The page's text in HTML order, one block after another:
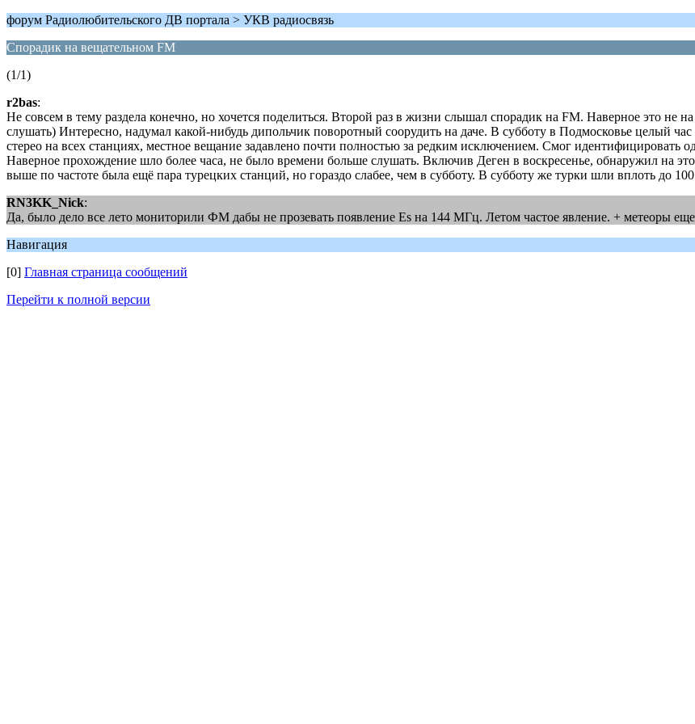
форум Радиолюбительского ДВ портала > УКВ радиосвязь
Спорадик на вещательном FM
(1/1)
r2bas:
Не совсем в тему раздела конечно, но хочется поделиться. Второй раз в жизни слышал спорадик на FM. Наверное это не
слушать) Интересно, надумал какой-нибудь дипольчик поворотный соорудить на даче. В субботу в Подмосковье целый
стерео на всех станциях, местное вещание задавлено почти полностью за редким исключением. Смог
Наверное прохождение шло более часа, не было времени больше слушать. Включив Деген в воскресенье, обнаружил на
выше по частоте была ещё пара турецких станций, но гораздо слабее, чем в субботу. В субботу же турки шли вплоть до
RN3KK_Nick:
Да, было дело все лето мониторили ФМ дабы не прозевать появление Es на 144 МГц. Летом частое явление. + метеоры
Навигация
[0] Главная страница сообщений
Перейти к полной версии